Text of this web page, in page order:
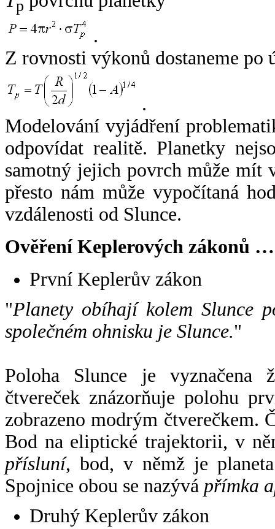
p
.
Z rovnosti výkonů dostaneme po
.
Modelování vyjádření
odpovídat realitě. Planetky
samotný jejich povrch může mít
přesto nám může vypočítaná
vzdálenosti od Slunce.
Ověření Keplerových zákonů …
První Keplerův zákon
"Planety obíhají kolem Slunce
společném ohnisku je Slunce."
Poloha Slunce je vyznačena
čtvereček znázorňuje polohu
zobrazeno modrým čtverečkem.
Bod na eliptické trajektorii, v
přísluní, bod, v němž je
Spojnice obou se nazývá přímka
Druhý Keplerův zákon